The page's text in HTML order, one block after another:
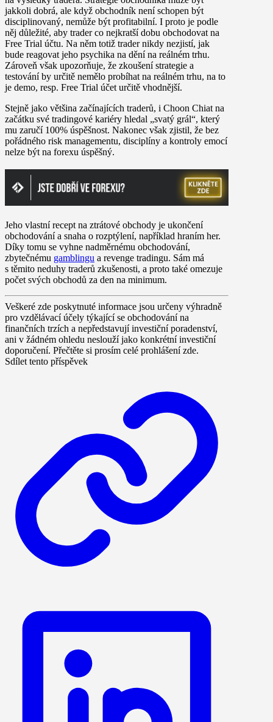
jakkoli dobrá, ale když obchodník není schopen být
disciplinovaný, nemůže být profitabilní. I proto je podle
něj důležité, aby trader co nejkratší dobu obchodovat na
Free Trial účtu. Na něm totiž trader nikdy nezjistí, jak
bude reagovat jeho psychika na dění na reálném trhu.
Zároveň však upozorňuje, že zkoušení strategie a
testování by určitě nemělo probíhat na reálném trhu, na to
je demo, resp. Free Trial účet určitě vhodnější.
Stejně jako většina začínajících traderů, i Choon Chiat na
začátku své tradingové kariéry hledal „svatý grál“, který
mu zaručí 100% úspěšnost. Nakonec však zjistil, že bez
pořádného risk managementu, disciplíny a kontroly emocí
nelze být na forexu úspěšný.
Jeho vlastní recept na ztrátové obchody je ukončení
obchodování a snaha o rozptýlení, například hraním her.
Díky tomu se vyhne nadměrnému obchodování,
zbytečnému gamblingu a revenge tradingu. Sám má
s těmito neduhy traderů zkušenosti, a proto také omezuje
počet svých obchodů za den na minimum.
Veškeré zde poskytnuté informace jsou určeny výhradně
pro vzdělávací účely týkající se obchodování na
finančních trzích a nepředstavují investiční poradenství,
ani v žádném ohledu neslouží jako konkrétní investiční
doporučení. Přečtěte si prosím celé prohlášení zde.
Sdílet tento příspěvek